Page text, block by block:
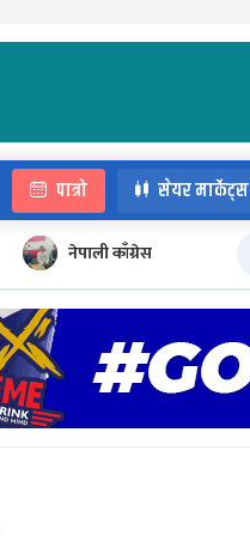
पात्रो सेयर मार्केट्स
नेपाली काँग्रेस